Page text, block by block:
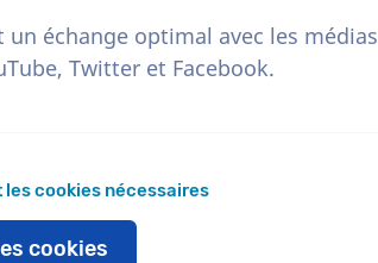
échange optimal avec les médias
Twitter et Facebook.
cookies nécessaires
cookies